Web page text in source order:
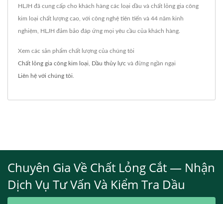
HLJH đã cung cấp cho khách hàng các loại dầu và chất lỏng gia công
kim loại chất lượng cao, với công nghệ tiên tiến và 44 năm kinh
nghiệm, HLJH đảm bảo đáp ứng mọi yêu cầu của khách hàng.
Xem các sản phẩm chất lượng của chúng tôi
Chất lỏng gia công kim loại Dầu thủy lực và đừng ngần ngại
Liên hệ với chúng tôi
Chuyên Gia Về Chất Lỏng Cắt — Nhận
Dịch Vụ Tư Vấn Và Kiểm Tra Dầu